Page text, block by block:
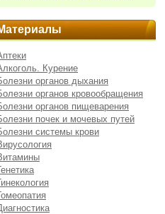
Курение
органов дыхания
органов кровообращения
органов пищеварения
почек и мочевых путей
системы крови